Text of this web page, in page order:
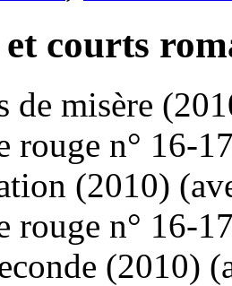
courts
de misère
rouge n° 16-
(2010)
rouge n° 16-
(2010)